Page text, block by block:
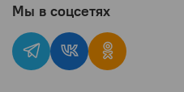
Мы в соцсетях